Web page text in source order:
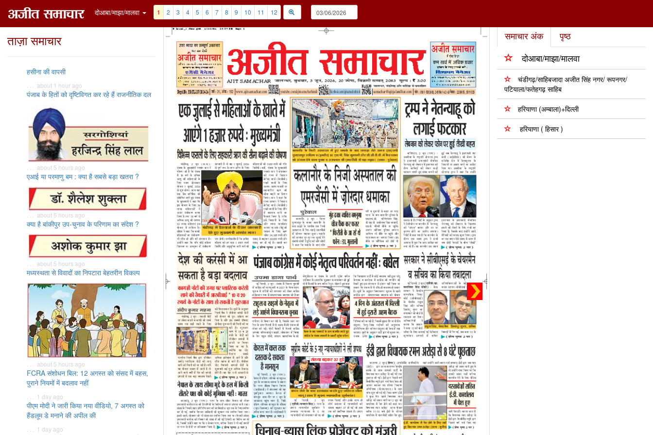
दोआबा/माझा/मालवा 1 2 3 4 5 6 7 8 9 10 11 12
ताज़ा समाचार
हसीना की वापसी
. . . about 1 hour ago
पंजाब के हितों को दृष्टिविगत कर रहे हैं राजनीतिक दल
. . . about 5 hours ago
एआई या परमाणु बम : क्या है सबसे बड़ा खतरा ?
. . . about 5 hours ago
क्या है बांकीपुर उप-चुनाव के परिणाम का संदेश ?
. . . about 5 hours ago
मध्यस्थता से विवादों का निपटारा बेहतरीन विकल्प
. . . about 5 hours ago
FCRA संशोधन बिल: 12 अगस्त को संसद में बहस,
पुराने नियमों में बदलाव नहीं
. . . 1 day ago
पीएम मोदी ने जारी किया नया वीडियो, 7 अगस्त को
हैंडलूम डे मनाने की अपील की
. . . 1 day ago
समाचार अंक
पृष्ठ
दोआबा/माझा/मालवा
चंडीगढ़/साहिबजादा अजीत सिंह नगर/ रूपनगर/
पटियाला/फतेहगढ़ साहिब
हरियाणा (अम्बाला)+दिल्ली
हरियाणा ( हिसार )